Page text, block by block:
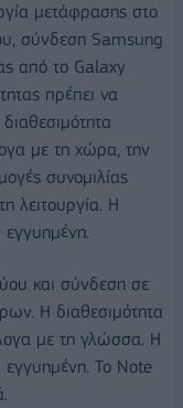
μετάφρασης στο
σύνδεση Samsung
από το Galaxy
πρέπει να
με τη χώρα, την
συνομιλίας
λειτουργία. Η
εγγυημένη.
και σύνδεση σε
Η διαθεσιμότητα
με τη γλώσσα. Η
εγγυημένη. Το Note